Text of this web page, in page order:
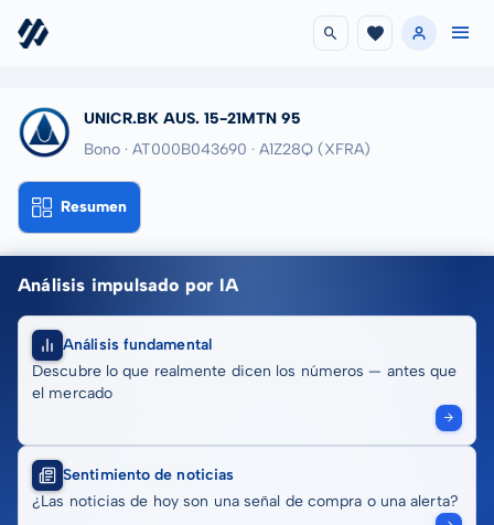
UNICR.BK AUS. 15-21MTN 95
Bono · AT000B043690 · A1Z28Q (XFRA)
Resumen
Análisis impulsado por IA
Análisis fundamental
Descubre lo que realmente dicen los números — antes que
el mercado
Sentimiento de noticias
¿Las noticias de hoy son una señal de compra o una alerta?